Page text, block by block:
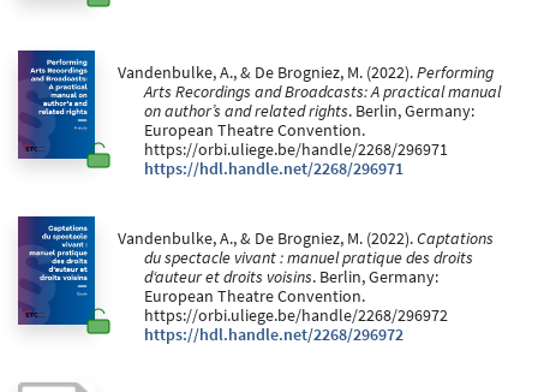
Vandenbulke, A., & De Brogniez, M. (2022).Performing
Arts Recordings and Broadcasts: A practical manual
on author’s and related rights. Berlin, Germany:
European Theatre Convention.
https://orbi.uliege.be/handle/2268/296971
https://hdl.handle.net/2268/296971
Vandenbulke, A., & De Brogniez, M. (2022).Captations
du spectacle vivant : manuel pratique des droits
d‘auteur et droits voisins. Berlin, Germany:
European Theatre Convention.
https://orbi.uliege.be/handle/2268/296972
https://hdl.handle.net/2268/296972